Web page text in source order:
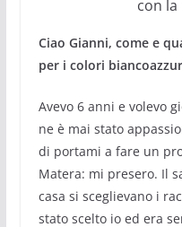
con
Ciao Gianni, come e
per i colori
Avevo 6 anni e volevo
ne è mai stato
di portami a fare un
Matera: mi presero. Il
casa si sceglievano i
stato scelto io ed era